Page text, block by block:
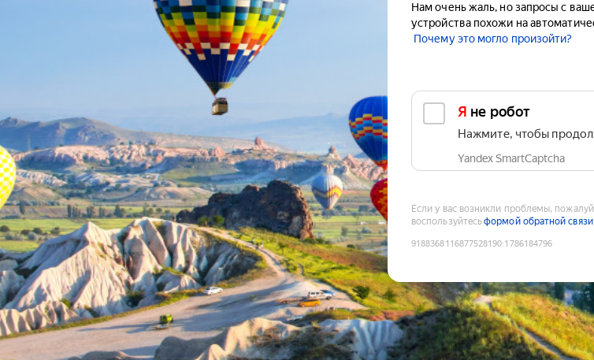
Нам очень жаль, но запросы с
устройства похожи на
Почему это могло произойти?
Я не робот
Нажмите, чтобы
Yandex SmartCaptcha
Если у вас возникли проблемы,
воспользуйтесьформой обратной связи
9188368116877528190:1786184796